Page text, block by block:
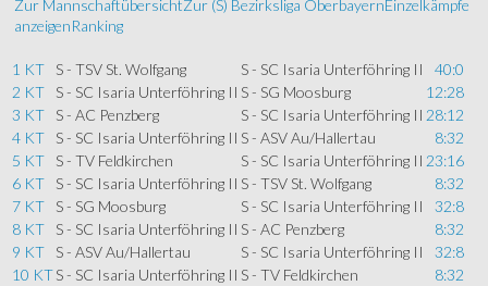
Zur MannschaftübersichtZur (S) Bezirksliga OberbayernEinzelkämpfe
anzeigenRanking
1 KT S - TSV St. Wolfgang S - SC Isaria Unterföhring II
40:0
2 KT
S - SC Isaria Unterföhring II S - SG Moosburg
12:28
3 KT
S - AC Penzberg S - SC Isaria Unterföhring II 28:12
4 KT
S - SC Isaria Unterföhring II S - ASV Au/Hallertau
8:32
5 KT
S - TV Feldkirchen S - SC Isaria Unterföhring II 23:16
6 KT
S - SC Isaria Unterföhring II S - TSV St. Wolfgang
8:32
7 KT
S - SG Moosburg S - SC Isaria Unterföhring II
32:8
8 KT
S - SC Isaria Unterföhring II S - AC Penzberg
8:32
9 KT
S - ASV Au/Hallertau S - SC Isaria Unterföhring II
32:8
10 KTS - SC Isaria Unterföhring II S - TV Feldkirchen
8:32